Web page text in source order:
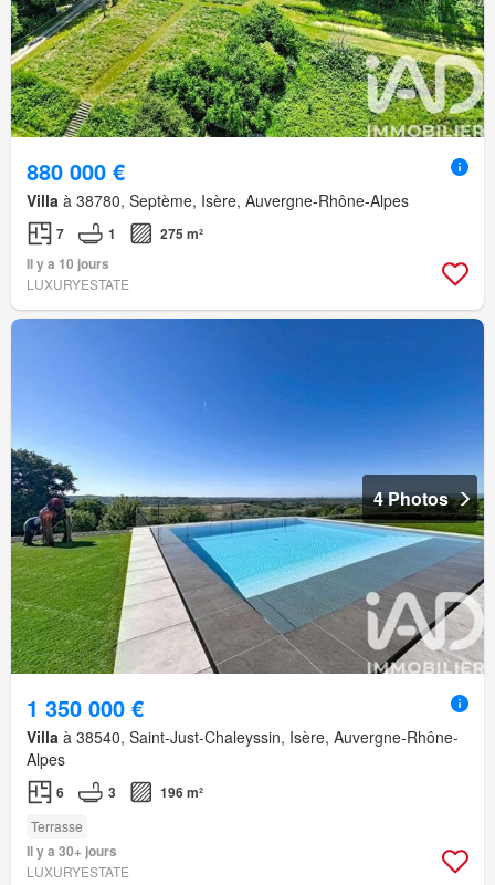
880 000 €
Villa à 38780, Septème, Isère, Auvergne-Rhône-Alpes
7 1
275 m²
Il y a 10 jours
LUXURYESTATE
4 Photos
1 350 000 €
Villa à 38540, Saint-Just-Chaleyssin, Isère, Auvergne-Rhône-
Alpes
6 3 196 m²
Terrasse
Il y a 30+ jours
LUXURYESTATE